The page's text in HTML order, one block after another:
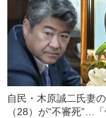
自民・木原誠二氏妻
（28）が“不審死”…